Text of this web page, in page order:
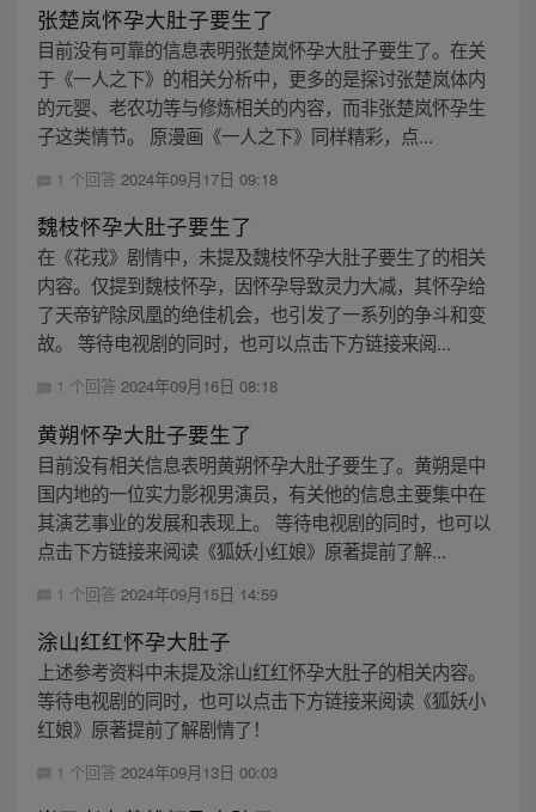
张楚岚怀孕大肚子要生了
目前没有可靠的信息表明张楚岚怀孕大肚子要生了。在关
于《一人之下》的相关分析中，更多的是探讨张楚岚体内
的元婴、老农功等与修炼相关的内容，而非张楚岚怀孕生
子这类情节。 原漫画《一人之下》同样精彩，点...
1 个回答 2024年09月17日 09:18
魏枝怀孕大肚子要生了
在《花戎》剧情中，未提及魏枝怀孕大肚子要生了的相关
内容。仅提到魏枝怀孕，因怀孕导致灵力大减，其怀孕给
了天帝铲除凤凰的绝佳机会，也引发了一系列的争斗和变
故。 等待电视剧的同时，也可以点击下方链接来阅...
1 个回答 2024年09月16日 08:18
黄朔怀孕大肚子要生了
目前没有相关信息表明黄朔怀孕大肚子要生了。黄朔是中
国内地的一位实力影视男演员，有关他的信息主要集中在
其演艺事业的发展和表现上。 等待电视剧的同时，也可以
点击下方链接来阅读《狐妖小红娘》原著提前了解...
1 个回答 2024年09月15日 14:59
涂山红红怀孕大肚子
上述参考资料中未提及涂山红红怀孕大肚子的相关内容。
等待电视剧的同时，也可以点击下方链接来阅读《狐妖小
红娘》原著提前了解剧情了！
1 个回答 2024年09月13日 00:03